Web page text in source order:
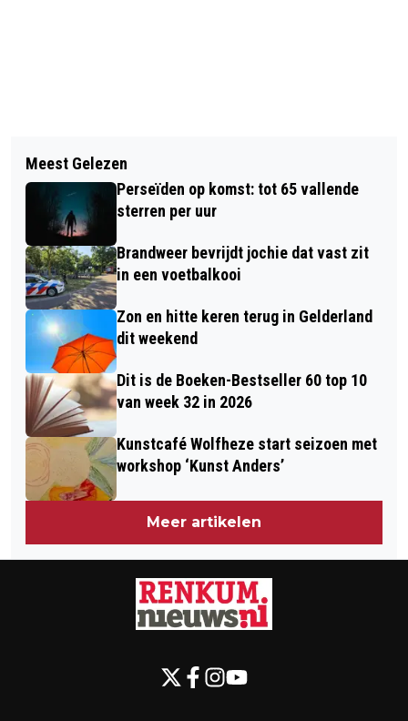
DE BUIZERD BIJ WOLFHEZE DIE HET
NEST BESCHERMT TEGEN MENSEN IS
ER WEER
A50: 4 WEEKENDEN DICHT TUSSEN
APELDOORN EN ARNHEM IN JULI EN
AUGUSTUS 2026
Meest Gelezen
Perseïden op komst: tot 65 vallende
sterren per uur
Brandweer bevrijdt jochie dat vast zit
in een voetbalkooi
Zon en hitte keren terug in Gelderland
dit weekend
Dit is de Boeken-Bestseller 60 top 10
van week 32 in 2026
Kunstcafé Wolfheze start seizoen met
workshop ‘Kunst Anders’
Meer artikelen